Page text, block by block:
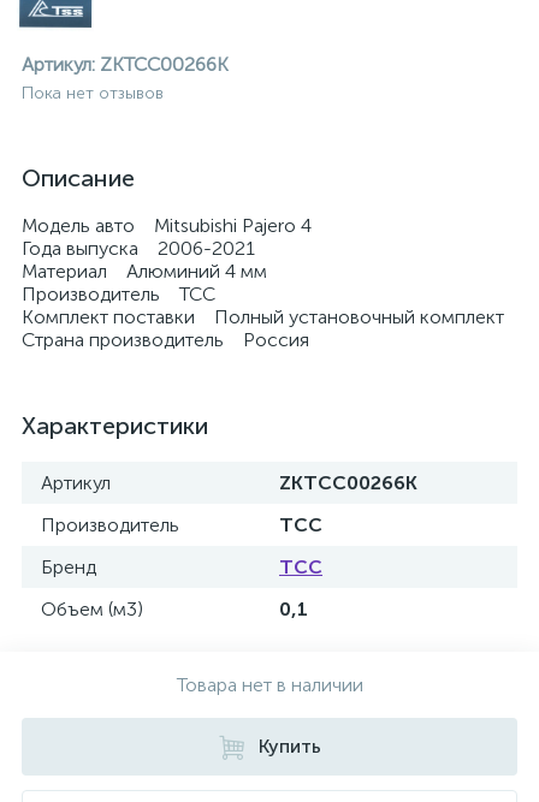
Артикул: ZKTCC00266K
Пока нет отзывов
Описание
Модель авто Mitsubishi Pajero 4
Года выпуска 2006-2021
Материал Алюминий 4 мм
Производитель ТСС
Комплект поставки Полный установочный комплект
Страна производитель Россия
Характеристики
Артикул
ZKTCC00266K
Производитель
ТСС
Бренд
ТСС
Объем (м3)
0,1
Товара нет в наличии
Купить